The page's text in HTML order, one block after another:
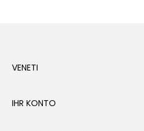
VENETI
IHR KONTO